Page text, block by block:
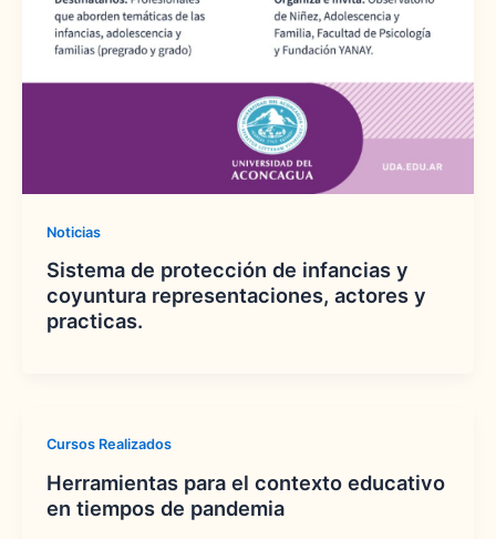
Noticias
Sistema de protección de infancias y
coyuntura representaciones, actores y
practicas.
Cursos Realizados
Herramientas para el contexto educativo
en tiempos de pandemia